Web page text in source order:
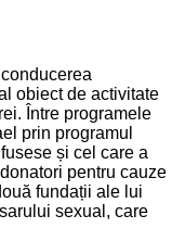
obiect de activitate
Între programele
prin programul
și cel care a
pentru cauze
fundații ale lui
sexual, care